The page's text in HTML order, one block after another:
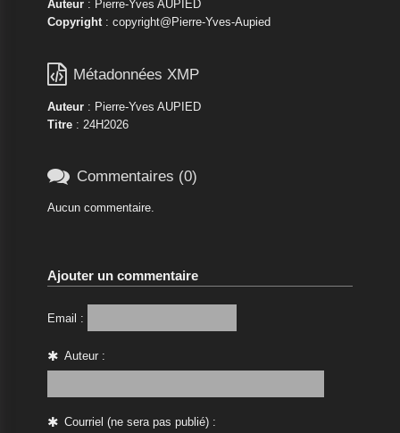
Auteur: Pierre-Yves AUPIED
Copyright: copyright@Pierre-Yves-Aupied
 Métadonnées XMP
Auteur: Pierre-Yves AUPIED
Titre: 24H2026
 Commentaires (0)
Aucun commentaire.
Ajouter un commentaire
Email :
Auteur :
Courriel (ne sera pas publié) :